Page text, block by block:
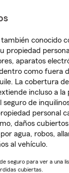
también conocido
propiedad
aparatos
como fuera
La cobertura
incluso a la
seguro de
personal
daños
agua, robos,
al vehículo.
seguro para ver a una
cubiertas.